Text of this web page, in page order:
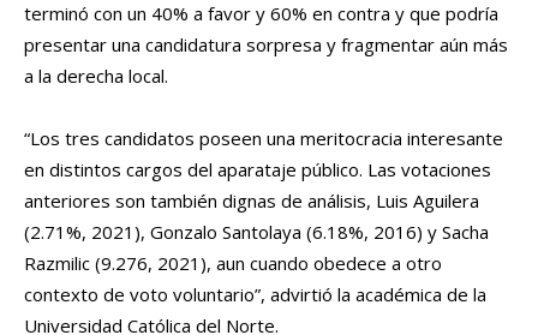
terminó con un 40% a favor y 60% en contra y que podría
presentar una candidatura sorpresa y fragmentar aún más
a la derecha local.
“Los tres candidatos poseen una meritocracia interesante
en distintos cargos del aparataje público. Las votaciones
anteriores son también dignas de análisis, Luis Aguilera
(2.71%, 2021), Gonzalo Santolaya (6.18%, 2016) y Sacha
Razmilic (9.276, 2021), aun cuando obedece a otro
contexto de voto voluntario”, advirtió la académica de la
Universidad Católica del Norte.